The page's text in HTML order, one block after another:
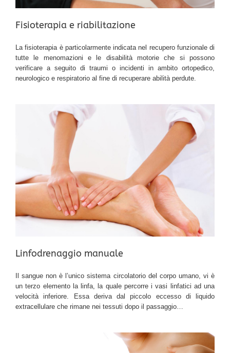
Fisioterapia e riabilitazione
La fisioterapia è particolarmente indicata nel recupero funzionale di
tutte le menomazioni e le disabilità motorie che si possono
verificare a seguito di traumi o incidenti in ambito ortopedico,
neurologico e respiratorio al fine di recuperare abilità perdute.
Linfodrenaggio manuale
Il sangue non è l’unico sistema circolatorio del corpo umano, vi è
un terzo elemento la linfa, la quale percorre i vasi linfatici ad una
velocità inferiore. Essa deriva dal piccolo eccesso di liquido
extracellulare che rimane nei tessuti dopo il passaggio…